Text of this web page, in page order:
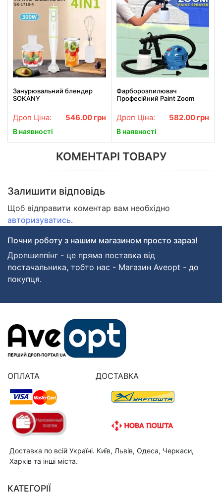
Занурювальний блендер
SOKANY
блендер 4в1 Потужність 300
Вт/SK-1718-4
Дроп Ціна: 546.00 грн
В наявності
Фарборозпилювач
Професійний Paint Zoom
Дроп Ціна: 582.00 грн
В наявності
КОМЕНТАРІ ТОВАРУ
Залишити відповідь
Щоб відправити коментар вам необхідно
авторизуватись.
Почни роботу з нашим магазином просто зараз!
Дропшиппінг - це пряма поставка від
постачальника, тобто нас - Магазин Aveopt - до
покупця.
ОПЛАТА ДОСТАВКА
Доставка по всій Україні. Київ, Львів, Одеса, Черкаси,
Харків та інші міста.
КАТЕГОРІЇ